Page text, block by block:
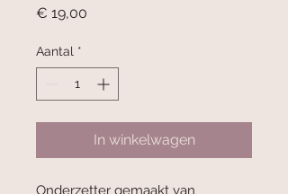
€ 19,00
Aantal *
In winkelwagen
Onderzetter gemaakt van